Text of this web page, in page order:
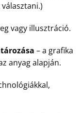
vagy illusztráció.
– a grafika
anyag alapján.